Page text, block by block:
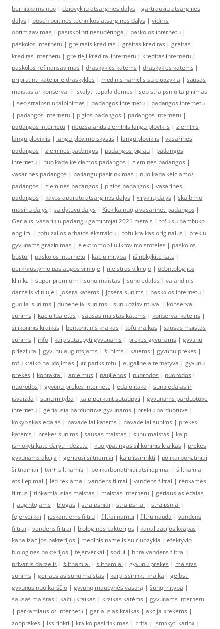
berniukams nuo | dziovykliu atsargines dalys | gartraukiu atsargines
dalys | bosch buitines technikos atsargines dalys | vidinis
optimizavimas | pasiskolinti nesudėtinga | paskolos internetu |
paskolos internetu | greitasis kreditas | greitas kreditas | greitas
kreditas internetu | greitieji kreditai internetu | kreditas internetu |
paskolos refinansavimas | draskykles katems | draskykles katems |
pripratinti kate prie draskykles | medinis namelis su ciuozykla | sausas
maistas ar konservai | isvalyti tepalo demes | seo straipsniu talpinimas
| seo straipsniu talpinimas | padangos internetu | padangos internetu
| padangos internetu | pigios padangos | padangos internetu |
padangos internetu | neuzsalantis zieminis langu ploviklis | zieminis
langu ploviklis | langu plovimo skystis | langu ploviklis | vasarines
padangos | ziemines padangos | padangos pigiau | padangos
internetu | nuo kada keiciamos padangos | ziemines padangos |
vasarines padangos | padangu pasirinkimas | nuo kada keiciamos
padangos | ziemines padangos | pigios padangos | vasarines
padangos | kavos aparatu atsargines dalys | viryklių dalys | skalbimo
masinu dalys | saldytuvu dalys | Kiek kainuoja vasarines padangos |
Geriausi vasariniu padangu gamintojai 2021 metais | tofu su bambuko
anglimi | tofu zalios arbatos ekstraktu | tofu kraikas originalus | prekiu
gyvunams grazinimas | elektromobiliu ikrovimo stoteles | paskolos
bustui | paskolos internetu | kaciu mityba | išmokykite katę |
perkraustymo paslaugos vilniuje | meistras vilniuje | odontologijos
klinika | super premium | sunu maistas | sunu edalas | valandinis
darzelis vilniuje | josera katems | josera sunims | paskolos internetu |
guoliai sunims | dubeneliai sunims | sunu dziovintuvai | konservai
sunims | kaciu tualetas | sausas maistas katems | konservai katems |
silikoninis kraikas | bentonitinis kraikas | tofu kraikas | sausas maistas
sunims | info | kaip sutaupyti gyvunams | prekes gyvunams | gyvunu
prieziura | gyvunu augintojams | šunims | katėms | gyvunu prekes |
tofu kraiko naudojimas | ar patiks tofu | augalinė alternatyva | gyvunu
prekes | kontaktai | apie mus | naujienos | nuorodos | nuorodos |
nuorodos | gyvunu prekes internetu | edalo itaka | sunu edalas ir
isvaizda | sunu mityba | kaip perkant sutaupyti | gyvunams parduotuve
internetu | geriausia parduotuve gyvunams | prekiu parduotuve |
kokybiskas edalas | pavadeliai katems | pavadeliai sunims | prekes
katems | prekes sunims | sausas maistas | sunu maistas | kaip
ismokyti kate daryti i dezute | kuo ypatingas silikoninis kraikas | prekes
gyvunams akcija | geriausi siltnamiai | kaip issirinkti | polikarbonatiniai
šiltnamiai | tvirti siltnamiai | polikarbonatiniai atsiliepimai | šiltnamiai
atsiliepimai | led reklama | vandens filtrai | vandens filtrai | renkamės
filtrus | tinkamiausias maistas | maistas internetu | geriausias ėdalas
| augintojams | blogas | straipsniai | straipsniai | straipsniai |
fejerverkai | ieskantiems filtru | filtrai namui | filtru nauda | vandens
filtrai | vandens filtrai | biologinės bakterijos | kanalizacijos kvapas |
kanalizacijos bakterijos | medinis namelis su ciuozykla | efektyvio
biologinės bakterijos | fejerverkai | sodui | brita vandens filtrai |
privatus darzelis | šiltnamiai | siltnamiai | gyvunu prekes | maistas
sunims | geriausias sunu maistas | kaip issirinkti kraika | gelbsti
gyvūnus nuo karščio | gyvūnų maudynės vasarą | šunų mityba |
sausas maistas | kačių kraikas | kraikas katėms | gyvūnams internetu
| perkamiausios internetu | geriausias kraikas | akcija prekems |
zooprekės | issirinkti | kraiko pasirinkimas | brita | ismokyti katina |